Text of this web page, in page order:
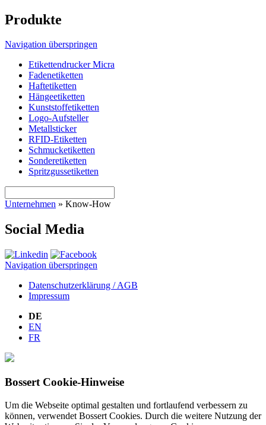
Produkte
Navigation überspringen
Etikettendrucker Micra
Fadenetiketten
Haftetiketten
Hängeetiketten
Kunststoffetiketten
Logo-Aufsteller
Metallsticker
RFID-Etiketten
Schmucketiketten
Sonderetiketten
Spritzgussetiketten
Unternehmen » Know-How
Social Media
Navigation überspringen
Datenschutzerklärung / AGB
Impressum
DE
EN
FR
Bossert Cookie-Hinweise
Um die Webseite optimal gestalten und fortlaufend verbessern zu
können, verwendet Bossert Cookies. Durch die weitere Nutzung der